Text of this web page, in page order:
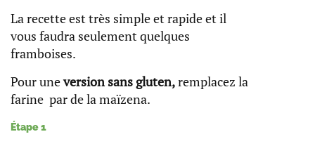
La recette est très simple et rapide et il
vous faudra seulement quelques
framboises.
Pour uneversion sans gluten,remplacez la
farine par de la maïzena.
Étape 1